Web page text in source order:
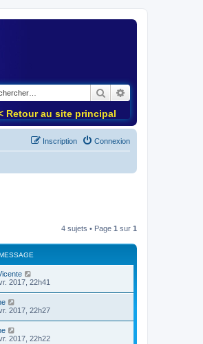
Rechercher
Retour au site principal
Connexion
Inscription
4 sujets • Page 1 sur 1
2017, 22h41
2017, 22h27
2017, 22h22